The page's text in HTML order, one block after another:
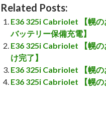
Related Posts:
E36 325i Cabriolet 【幌
バッテリー保備充電】
E36 325i Cabriolet 【幌
け完了】
E36 325i Cabriolet 【幌の
E36 325i Cabriolet 【幌の